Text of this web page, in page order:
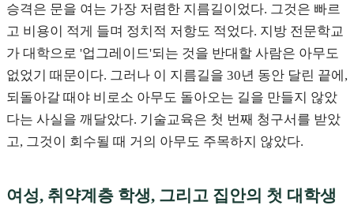
승격은 문을 여는 가장 저렴한 지름길이었다. 그것은 빠르
고 비용이 적게 들며 정치적 저항도 적었다. 지방 전문학교
가 대학으로 '업그레이드'되는 것을 반대할 사람은 아무도
없었기 때문이다. 그러나 이 지름길을 30년 동안 달린 끝에,
되돌아갈 때야 비로소 아무도 돌아오는 길을 만들지 않았
다는 사실을 깨달았다. 기술교육은 첫 번째 청구서를 받았
고, 그것이 회수될 때 거의 아무도 주목하지 않았다.
여성, 취약계층 학생, 그리고 집안의 첫 대학생